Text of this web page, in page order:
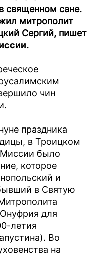
священном сане.
митрополит
Сергий, пишет
.
чин
праздника
в Троицком
Миссии было
которое
и
в Святую
для
летия
Во
на